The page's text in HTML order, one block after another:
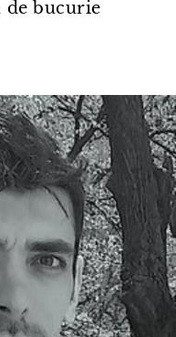
de bucurie